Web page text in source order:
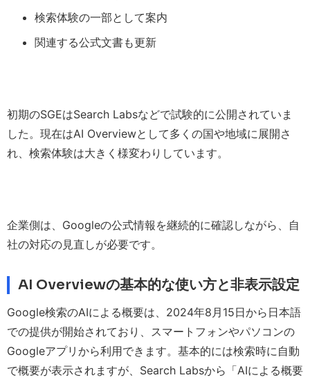
検索体験の一部として案内
関連する公式文書も更新
初期のSGEはSearch Labsなどで試験的に公開されていま
した。現在はAI Overviewとして多くの国や地域に展開さ
れ、検索体験は大きく様変わりしています。
企業側は、Googleの公式情報を継続的に確認しながら、自
社の対応の見直しが必要です。
AI Overviewの基本的な使い方と非表示設定
Google検索のAIによる概要は、2024年8月15日から日本語
での提供が開始されており、スマートフォンやパソコンの
Googleアプリから利用できます。基本的には検索時に自動
で概要が表示されますが、Search Labsから「AIによる概要